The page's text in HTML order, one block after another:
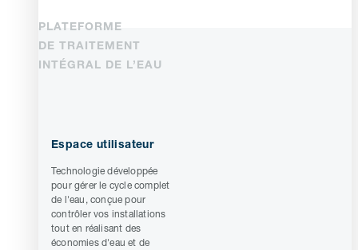
PLATEFORME
DE TRAITEMENT
INTÉGRAL DE L’EAU
Espace utilisateur
Technologie développée
pour gérer le cycle complet
de l'eau, conçue pour
contrôler vos installations
tout en réalisant des
économies d'eau et de